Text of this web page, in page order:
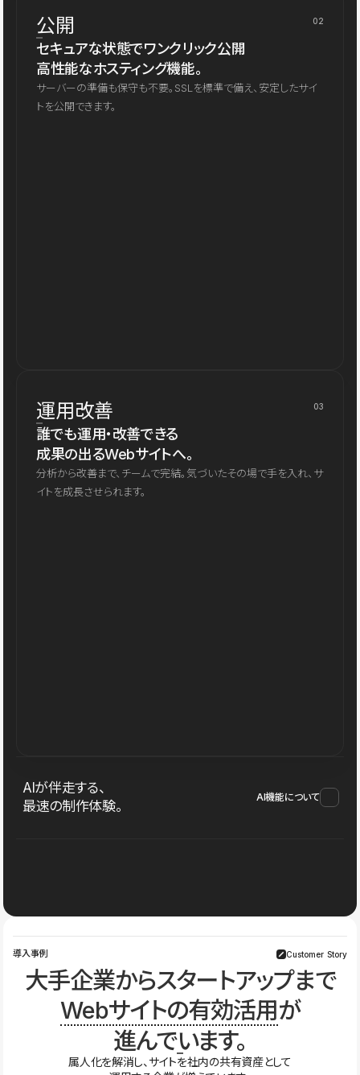
公開 02
セキュアな状態でワンクリック公開
高性能なホスティング機能。
サーバーの準備も保守も不要。SSLを標準で備え、安定したサイ
トを公開できます。
運用改善 03
誰でも運用・改善できる
成果の出るWebサイトへ。
分析から改善まで、チームで完結。気づいたその場で手を入れ、サ
イトを成長させられます。
AIが伴走する、
最速の制作体験。
AI機能について
導入事例 Customer Story
大手企業からスタートアップまで
Webサイトの有効活用が
進んでいます。
属人化を解消し、サイトを社内の共有資産として